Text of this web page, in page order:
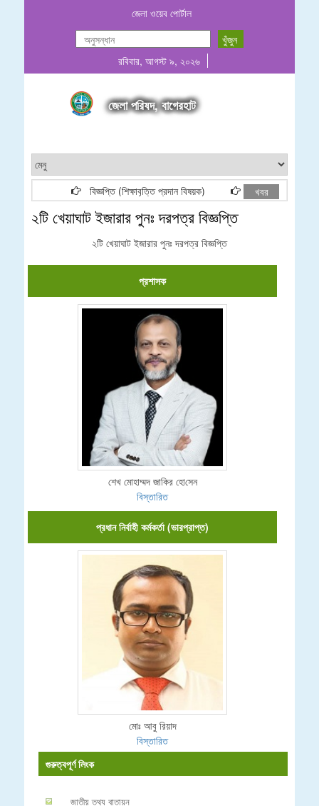
জেলা ওয়েব পোর্টাল
রবিবার, আগস্ট ৯, ২০২৬
জেলা পরিষদ, বাগেরহাট
বিজ্ঞপ্তি (শিক্ষাবৃত্তি প্রদান বিষয়ক) ২০২৬-২০২৭ অর্থবছরের
খবর
২টি খেয়াঘাট ইজারার পুনঃ দরপত্র বিজ্ঞপ্তি
২টি খেয়াঘাট ইজারার পুনঃ দরপত্র বিজ্ঞপ্তি
প্রশাসক
শেখ মোহাম্মদ জা‌কির হো‌সেন
বিস্তারিত
প্রধান নির্বাহী কর্মকর্তা (ভারপ্রাপ্ত)
মোঃ আবু রিয়াদ
বিস্তারিত
গুরুত্বপূর্ণ লিংক
জাতীয় তথ্য বাতায়ন